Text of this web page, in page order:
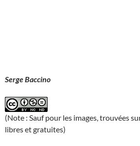
Serge Baccino
(Note : Sauf pour les images, trouvées
libres et gratuites)